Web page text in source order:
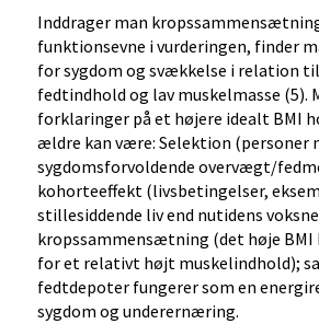
Inddrager man
funktionsevne i vurderingen, finder
for sygdom og svækkelse i relation
fedtindhold og lav muskelmasse (5).
forklaringer på et højere idealt BMI
ældre kan være: Selektion (personer
sygdomsforvoldende overvægt/
kohorteeffekt (livsbetingelser,
stillesiddende liv end nutidens
kropssammensætning (det høje BMI
for et relativt højt muskelindhold);
fedtdepoter fungerer som en
sygdom og underernæring.